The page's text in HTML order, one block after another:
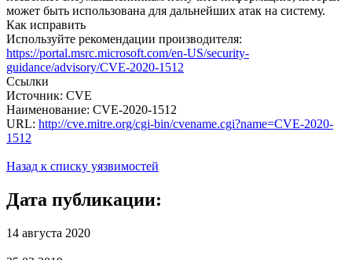
может быть использована для дальнейших атак на систему.
Как исправить
Используйте рекомендации производителя:
https://portal.msrc.microsoft.com/en-US/security-
guidance/advisory/CVE-2020-1512
Ссылки
Источник: CVE
Наименование: CVE-2020-1512
URL: http://cve.mitre.org/cgi-bin/cvename.cgi?name=CVE-2020-
1512
Назад к списку уязвимостей
Дата публикации:
14 августа 2020